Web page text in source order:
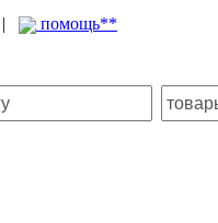
помощь**